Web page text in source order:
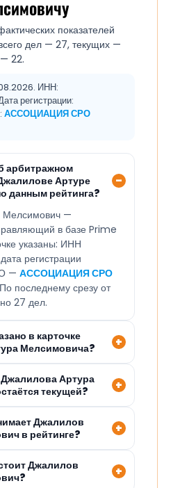
показателей
дел — 27, текущих —
22.
ИНН:
регистрации:
АССОЦИАЦИЯ СРО
арбитражном
Артуре
данным рейтинга?
Мелсимович —
в базе Prime
указаны: ИНН
регистрации
— АССОЦИАЦИЯ СРО
последнему срезу от
27 дел.
в карточке
Мелсимовича?
Артура
текущей?
Джалилов
в рейтинге?
Джалилов